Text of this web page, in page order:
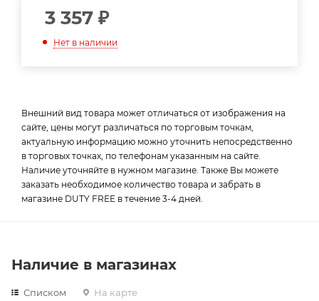
3 357 ₽
Нет в наличии
Внешний вид товара может отличаться от изображения на
сайте, цены могут различаться по торговым точкам,
актуальную информацию можно уточнить непосредственно
в торговых точках, по телефонам указанным на сайте.
Наличие уточняйте в нужном магазине. Также Вы можете
заказать необходимое количество товара и забрать в
магазине DUTY FREE в течение 3-4 дней.
Наличие в магазинах
Списком На карте